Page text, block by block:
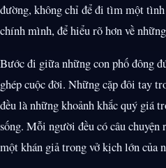
đường, không chỉ để đi tìm một
chính mình, để hiểu rõ hơn về
Bước đi giữa những con phố đông
ghép cuộc đời. Những cặp đôi tay
đều là những khoảnh khắc quý giá
sống. Mỗi người đều có câu
một khán giả trong vở kịch lớn của